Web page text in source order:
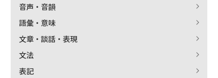
音声・音韻
語彙・意味
文章・談話・表現
文法
表記